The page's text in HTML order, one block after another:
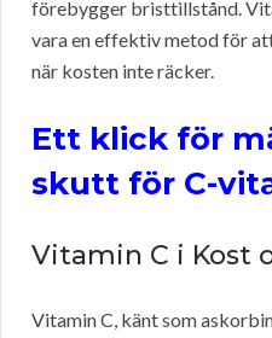
förebygger bristtillstånd.
vara en effektiv metod för
när kosten inte räcker.
Ett klick för
skutt för C-
Vitamin C i Kost
Vitamin C, känt som